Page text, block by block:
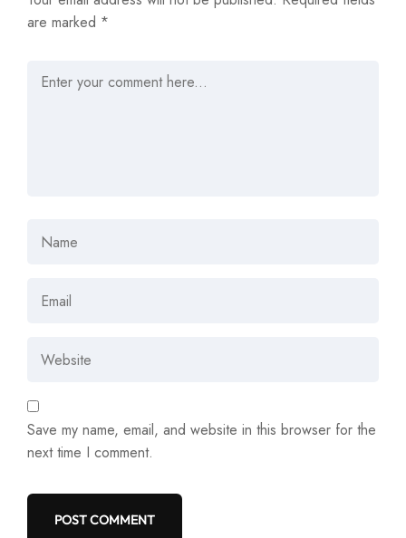
are marked *
Save my name, email, and website in this browser for the
next time I comment.